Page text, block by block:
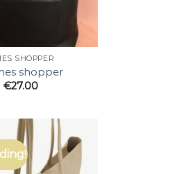
SHOPPER
shopper
€27.00